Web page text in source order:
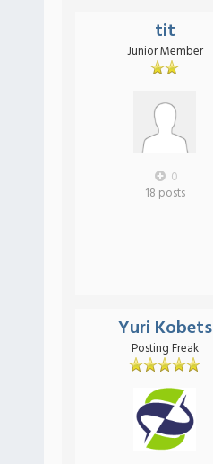
tit
Junior Member
0
18 posts
Yuri Kobets
Posting Freak